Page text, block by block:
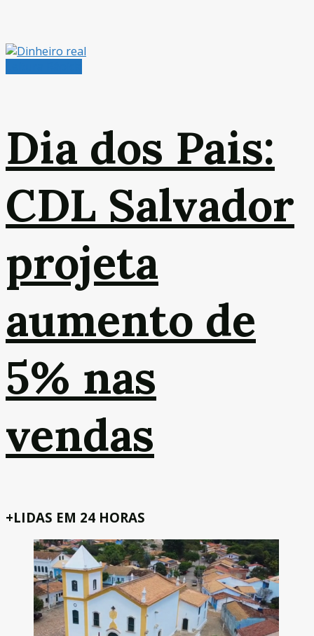
Dia dos Pais:
CDL Salvador
projeta
aumento de
5% nas
vendas
+LIDAS EM 24 HORAS